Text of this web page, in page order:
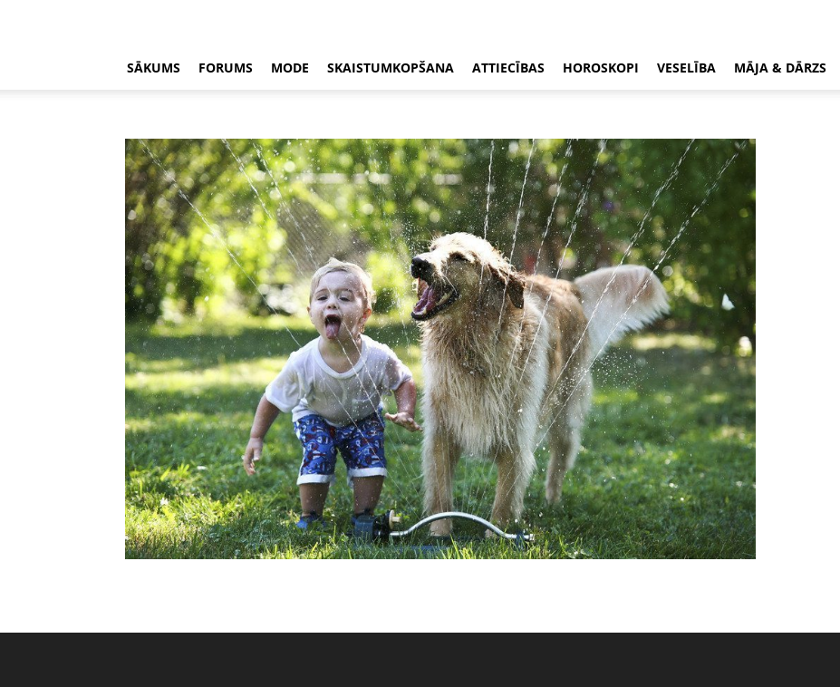
SĀKUMS FORUMS MODE SKAISTUMKOPŠANA ATTIECĪBAS HOROSKOPI VESELĪBA MĀJA & DĀRZS